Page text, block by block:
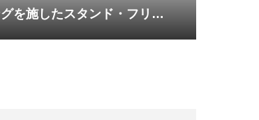
を施したスタンド・フリル
落に演出。